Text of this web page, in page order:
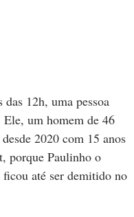
das 12h, uma pessoa
Ele, um homem de 46
2020 com 15 anos
porque Paulinho o
até ser demitido no